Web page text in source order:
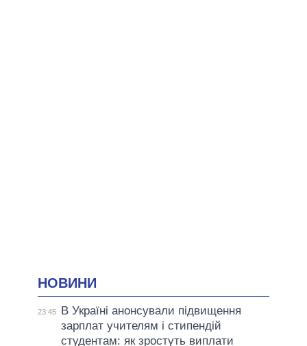
НОВИНИ
23:45
В Україні анонсували підвищення
зарплат учителям і стипендій
студентам: як зростуть виплати